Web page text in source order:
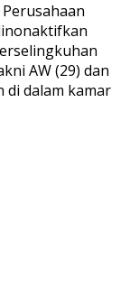
AW (29) dan
di dalam kamar